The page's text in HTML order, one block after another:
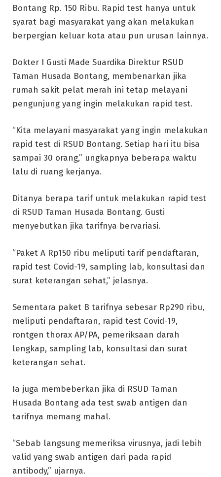
Bontang Rp. 150 Ribu. Rapid test hanya untuk
syarat bagi masyarakat yang akan melakukan
berpergian keluar kota atau pun urusan lainnya.
Dokter I Gusti Made Suardika Direktur RSUD
Taman Husada Bontang, membenarkan jika
rumah sakit pelat merah ini tetap melayani
pengunjung yang ingin melakukan rapid test.
“Kita melayani masyarakat yang ingin melakukan
rapid test di RSUD Bontang. Setiap hari itu bisa
sampai 30 orang,” ungkapnya beberapa waktu
lalu di ruang kerjanya.
Ditanya berapa tarif untuk melakukan rapid test
di RSUD Taman Husada Bontang. Gusti
menyebutkan jika tarifnya bervariasi.
“Paket A Rp150 ribu meliputi tarif pendaftaran,
rapid test Covid-19, sampling lab, konsultasi dan
surat keterangan sehat,” jelasnya.
Sementara paket B tarifnya sebesar Rp290 ribu,
meliputi pendaftaran, rapid test Covid-19,
rontgen thorax AP/PA, pemeriksaan darah
lengkap, sampling lab, konsultasi dan surat
keterangan sehat.
Ia juga membeberkan jika di RSUD Taman
Husada Bontang ada test swab antigen dan
tarifnya memang mahal.
“Sebab langsung memeriksa virusnya, jadi lebih
valid yang swab antigen dari pada rapid
antibody,” ujarnya.